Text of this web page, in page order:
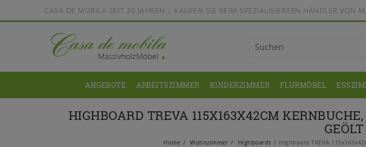
CASA DE MOBILA SEIT 20 JAHREN | KAUFEN SIE BEIM SPEZIALISIERTEN HÄNDLER VON
ANGEBOTE ARBEITSZIMMER KINDERZIMMER FLURMÖBEL
HIGHBOARD TREVA 115X163X42CM
GEÖLT
Home Wohnzimmer Highboards Highboard TREVA